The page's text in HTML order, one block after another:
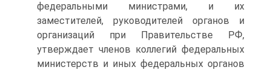
федеральными министрами, и их
заместителей, руководителей органов и
организаций при Правительстве РФ,
утверждает членов коллегий федеральных
министерств и иных федеральных органов